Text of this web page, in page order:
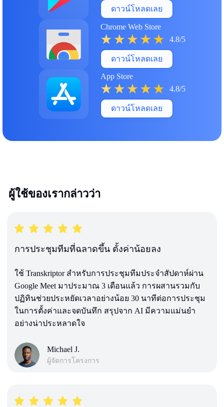
ดาวน์โหลดเลย
Chrome Web Store
4.8/5
ดาวน์โหลดเลย
App Store
4.8/5
ดาวน์โหลดเลย
ผู้ใช้ของเรากล่าวว่า
การประชุมทีมที่ฉลาดขึ้น ตั้งค่าน้อยลง
ใช้ Transkriptor สำหรับการประชุมทีมประจำสัปดาห์ผ่าน
Google Meet มาประมาณ 3 เดือนแล้ว การผสานรวมกับ
ปฏิทินช่วยประหยัดเวลาอย่างน้อย 30 นาทีต่อการประชุม
ในการตั้งค่าและจดบันทึก สรุปจาก AI มีความแม่นยำ
อย่างน่าประหลาดใจ
Michael J.
ผู้จัดการโครงการ